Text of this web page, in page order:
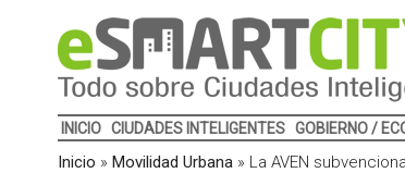
INICIO CIUDADES INTELIGENTES GOBIERNO /
Inicio » Movilidad Urbana» La AVEN